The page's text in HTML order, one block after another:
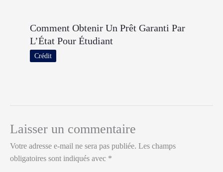
Comment Obtenir Un Prêt Garanti Par
L’État Pour Étudiant
Crédit
Laisser un commentaire
Votre adresse e-mail ne sera pas publiée. Les champs
obligatoires sont indiqués avec *